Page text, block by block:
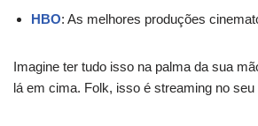
HBO: As melhores produções
Imagine ter tudo isso na palma da sua
lá em cima. Folk, isso é streaming no seu